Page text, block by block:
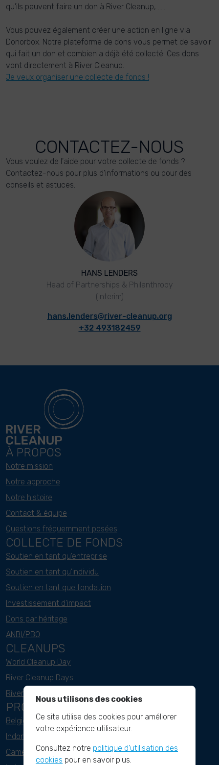
qu'ils peuvent faire un don à River Cleanup, .....
Vous pouvez également créer une action en ligne via
Donorbox. Notre plateforme de dons vous permet de savoir
qui fait un don et combien a déjà été collecté. Ces dons
vont directement à River Cleanup.
Je veux organiser une collecte de fonds !
CONTACTEZ-NOUS
Vous voulez de l'aide pour votre collecte de fonds ?
Contactez-nous pour plus d'informations ou pour des
conseils et astuces.
HANS LENDERS
Head of Partnerships & Philanthropy
(interim)
hans.lenders@river-cleanup.org
+32 493182459
À PROPOS
Notre mission
Notre approche
Notre histoire
Contact & équipe
Questions fréquemment posées
COLLECTE DE FONDS
Soutien en tant qu'entreprise
Soutien en tant qu'individu
Soutien en tant que fondation
Investissement d'impact
Dons par héritage
ANBI/PBO
CLEANUPS
World Cleanup Day
River Cleanup Days
River Cleanup Challenge
PROJECTS
Belgique
Indonesie
Cameroun
Nous utilisons des cookies
Ce site utilise des cookies pour améliorer
votre expérience utilisateur.
Consultez notre politique d'utilisation des
cookies pour en savoir plus.